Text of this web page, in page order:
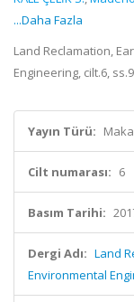
...Daha Fazla
Land Reclamation,
Engineering, cilt.6,
Yayın Türü:
Cilt numarası: 6
Basım Tarihi:
Dergi Adı: Land
Environmental